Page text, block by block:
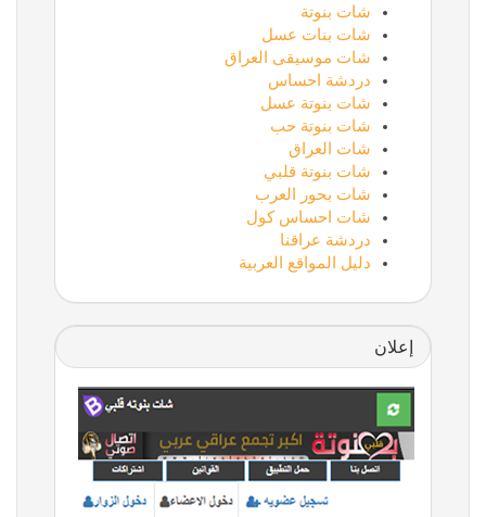
شات بنوتة
شات بنات عسل
شات موسيقى العراق
دردشة احساس
شات بنوتة عسل
شات بنوتة حب
شات العراق
شات بنوتة قلبي
شات بحور العرب
شات احساس كول
دردشة عراقنا
دليل المواقع العربية
إعلان